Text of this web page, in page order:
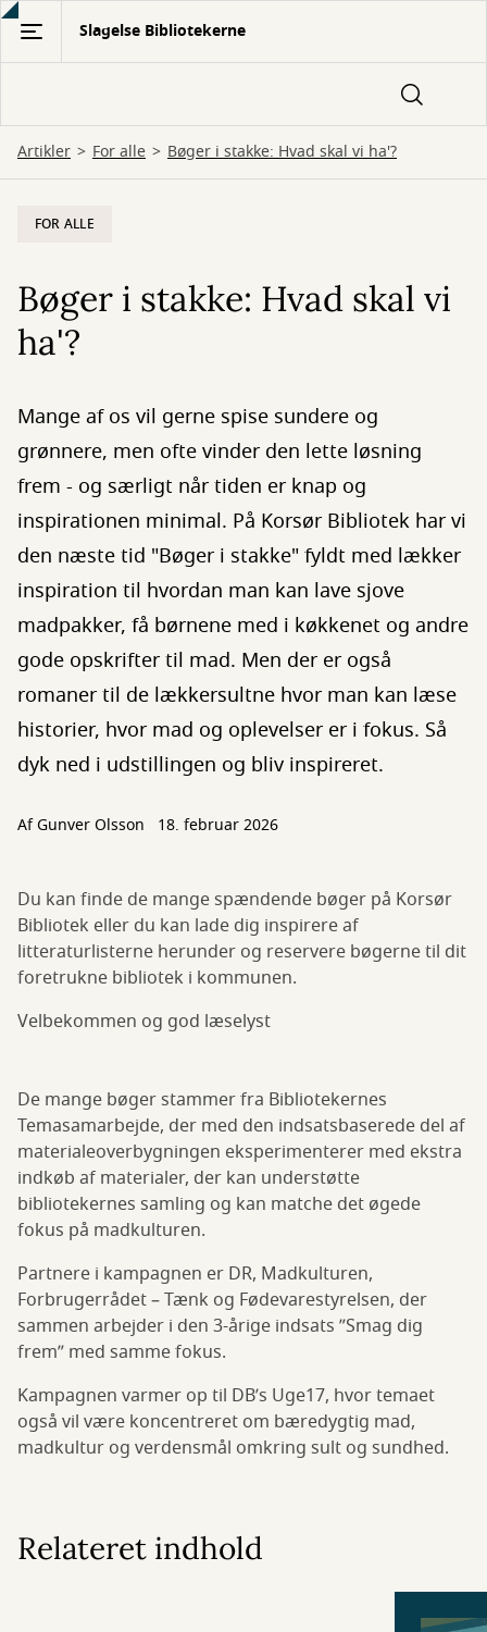
Gå
hovedindhold
Slagelse Bibliotekerne
Artikler For alle Bøger i stakke: Hvad skal vi ha'?
FOR ALLE
Bøger i stakke: Hvad skal vi
ha'?
Mange af os vil gerne spise sundere og
grønnere, men ofte vinder den lette løsning
frem - og særligt når tiden er knap og
inspirationen minimal. På Korsør Bibliotek har vi
den næste tid "Bøger i stakke" fyldt med lækker
inspiration til hvordan man kan lave sjove
madpakker, få børnene med i køkkenet og andre
gode opskrifter til mad. Men der er også
romaner til de lækkersultne hvor man kan læse
historier, hvor mad og oplevelser er i fokus. Så
dyk ned i udstillingen og bliv inspireret.
AfGunver Olsson 18. februar 2026
Du kan finde de mange spændende bøger på Korsør
Bibliotek eller du kan lade dig inspirere af
litteraturlisterne herunder og reservere bøgerne til dit
foretrukne bibliotek i kommunen.
Velbekommen og god læselyst
De mange bøger stammer fra Bibliotekernes
Temasamarbejde, der med den indsatsbaserede del af
materialeoverbygningen eksperimenterer med ekstra
indkøb af materialer, der kan understøtte
bibliotekernes samling og kan matche det øgede
fokus på madkulturen.
Partnere i kampagnen er DR, Madkulturen,
Forbrugerrådet – Tænk og Fødevarestyrelsen, der
sammen arbejder i den 3-årige indsats ”Smag dig
frem” med samme fokus.
Kampagnen varmer op til DB’s Uge17, hvor temaet
også vil være koncentreret om bæredygtig mad,
madkultur og verdensmål omkring sult og sundhed.
Relateret indhold